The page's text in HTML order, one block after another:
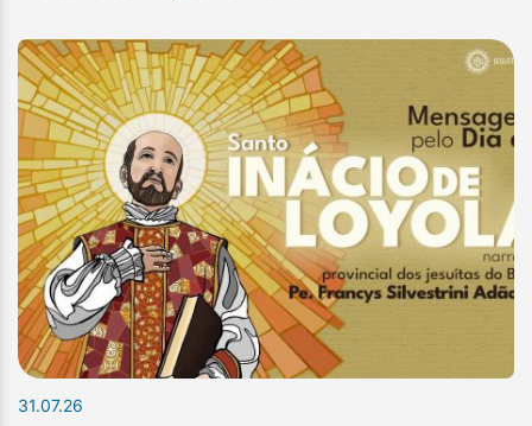
31.07.26